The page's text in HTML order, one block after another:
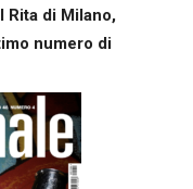
Rita di Milano,
numero di